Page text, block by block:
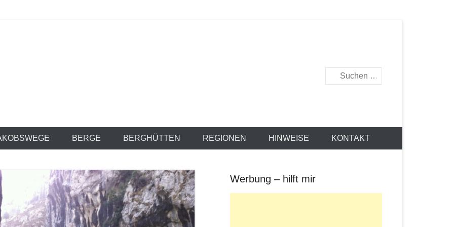
Suche
BERGE BERGHÜTTEN REGIONEN HINWEISE KONTAKT
Werbung – hilft mir